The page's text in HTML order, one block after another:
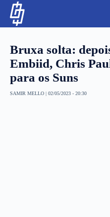
Bruxa solta:
Embiid, Chris
para os Suns
SAMIR MELLO | 02/05/2023 - 20:30